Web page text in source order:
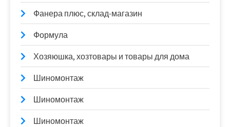
Фанера плюс, склад-магазин
Формула
Хозяюшка, хозтовары и товары для дома
Шиномонтаж
Шиномонтаж
Шиномонтаж